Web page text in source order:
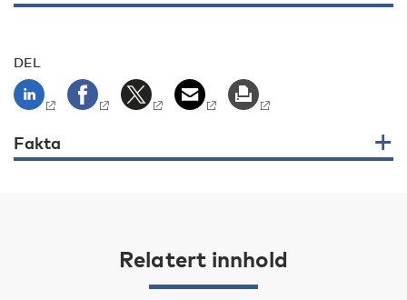
DEL
Fakta
Relatert innhold